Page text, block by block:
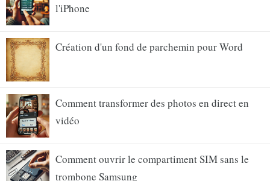
l'iPhone
Création d'un fond de parchemin pour Word
Comment transformer des photos en direct en
vidéo
Comment ouvrir le compartiment SIM sans le
trombone Samsung